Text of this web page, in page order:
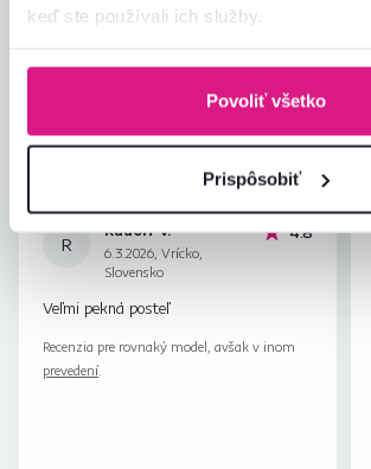
keď ste používali ich služby.
Povoliť všetko
Prispôsobiť
4,6
Jednoduchosť montáže
Zodpovedá očakávaniam
Pomer hodnoty a ceny
R
Rudolf V.
6.3.2026, Vrícko,
Slovensko
4.8
Veľmi pekná posteľ
Recenzia pre rovnaký model, avšak v inom
prevedení.